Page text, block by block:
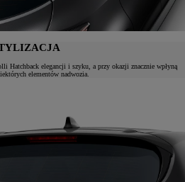
Hatchback elegancji i szyku, a przy okazji znacznie wpłyną
elementów nadwozia.